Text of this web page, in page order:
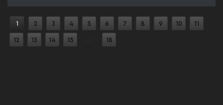
1 2 3 4 5 6 7 8 9 10 11
12 13 14 15 18